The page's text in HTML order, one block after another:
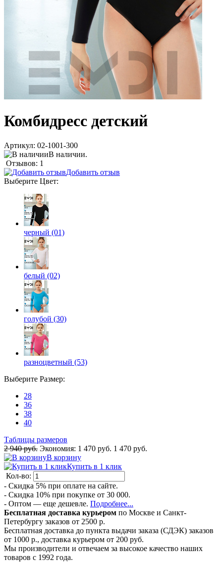
Комбидресс детский
Артикул: 02-1001-300
В наличии.
Отзывов: 1
Добавить отзыв
Выберите Цвет:
черный (01)
белый (02)
голубой (30)
разноцветный (53)
Выберите Размер:
28
36
38
40
Таблицы размеров
2 940 руб. Экономия: 1 470 руб. 1 470 руб.
В корзину
Купить в 1 клик
Кол-во:
- Скидка 5% при оплате на сайте.
- Скидка 10% при покупке от 30 000.
- Оптом — еще дешевле. Подробнее...
Бесплатная доставка курьером по Москве и Санкт-
Петербургу заказов от 2500 р.
Бесплатная доставка до пункта выдачи заказа (СДЭК) заказов
от 1000 р., доставка курьером от 200 руб.
Мы производители и отвечаем за высокое качество наших
товаров с 1992 года.